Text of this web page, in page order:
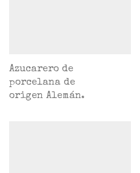
Azucarero de
porcelana de
origen Alemán.